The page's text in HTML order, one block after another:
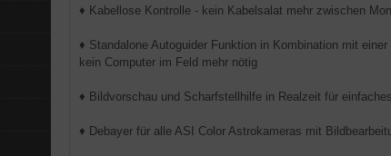
♦ Kabellose Kontrolle - kein Kabelsalat mehr zwischen
♦ Standalone Autoguider Funktion in Kombination mit
kein Computer im Feld mehr nötig
♦ Bildvorschau und Scharfstellhilfe in Realzeit für
♦ Debayer für alle ASI Color Astrokameras mit